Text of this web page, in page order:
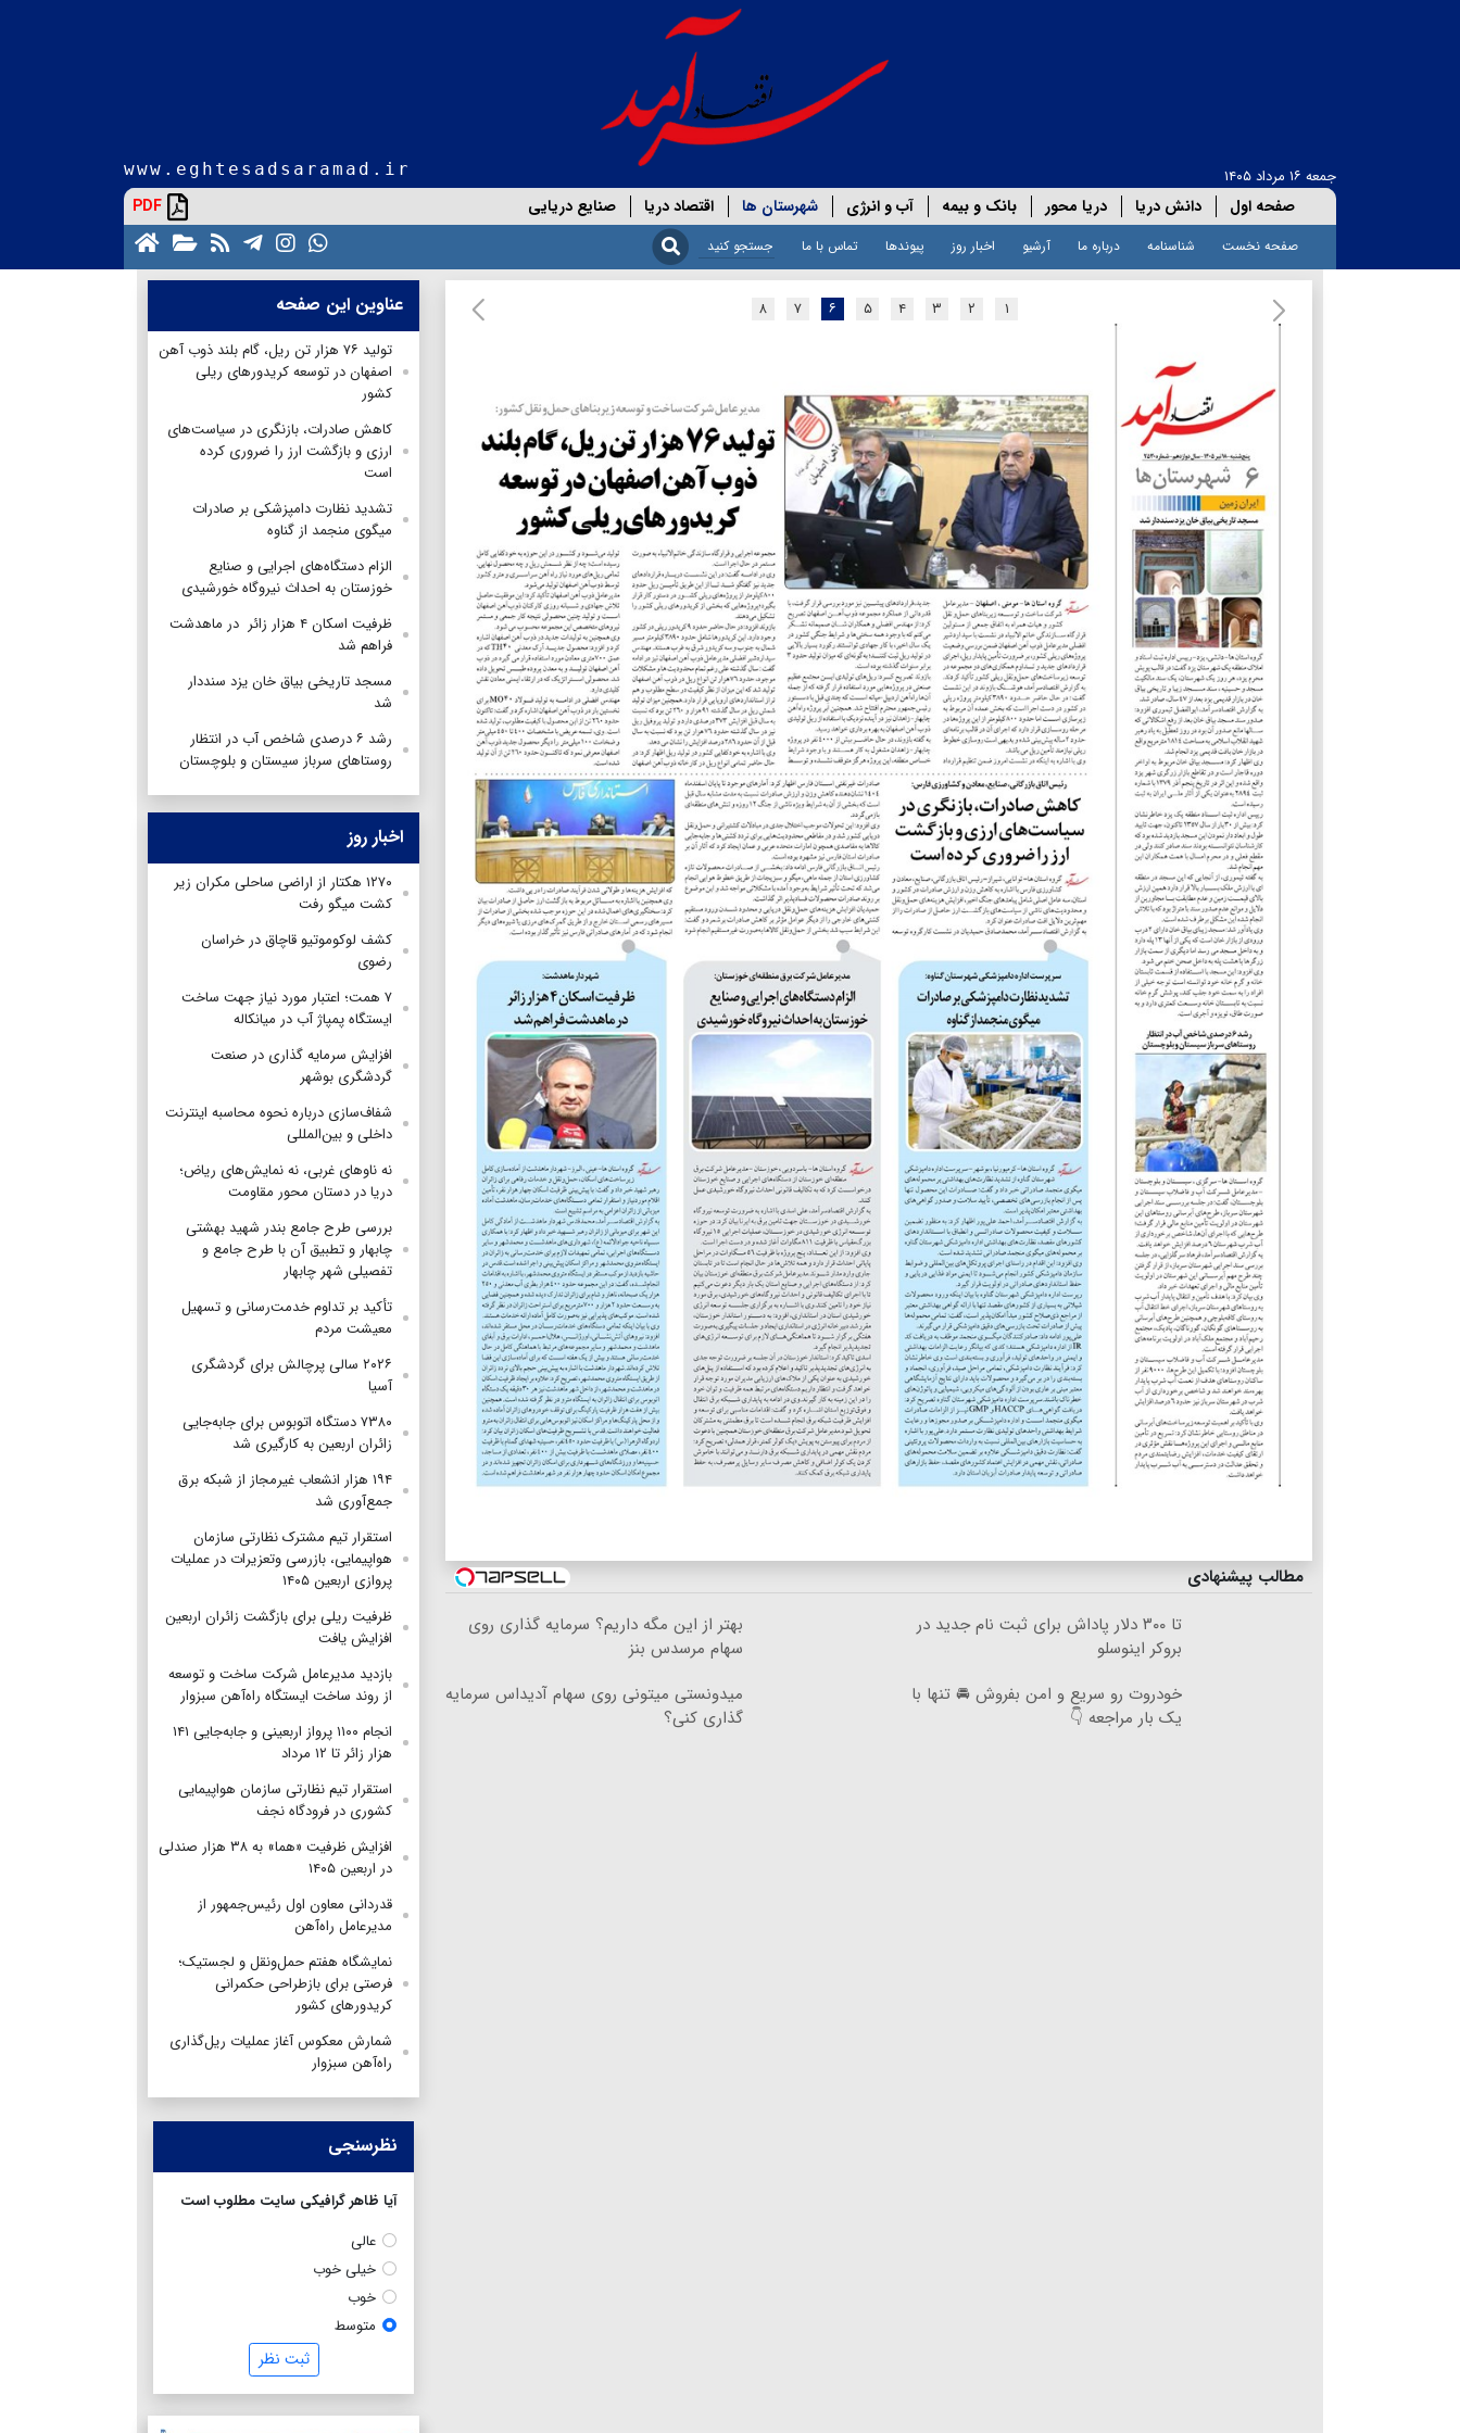
جمعه ۱۶ مرداد ۱۴۰۵ www.eghtesadsaramad.ir
صفحه اول دانش دریا دریا محور بانک و بیمه آب و انرژی شهرستان ها اقتصاد دریا صنایع دریایی PDF
صفحه نخست شناسنامه درباره ما آرشیو اخبار روز پیوندها تماس با ما
۱ ۲ ۳ ۴ ۵ ۶ ۷ ۸
مطالب پیشنهادی
تا ۳۰۰ دلار پاداش برای ثبت نام جدید در
بروکر اینوسلو
بهتر از این مگه داریم؟ سرمایه گذاری روی
سهام مرسدس بنز
خودروت رو سریع و امن بفروش 🚘 تنها با
یک بار مراجعه 👇
میدونستی میتونی روی سهام آدیداس سرمایه
گذاری کنی؟
عناوین این صفحه
تولید ۷۶ هزار تن ریل، گام بلند ذوب آهن
اصفهان در توسعه کریدورهای ریلی
کشور
کاهش صادرات، بازنگری در سیاست‌های
ارزی و بازگشت ارز را ضروری کرده
است
تشدید نظارت دامپزشکی بر صادرات
میگوی منجمد از گناوه
الزام دستگاه‌های اجرایی و صنایع
خوزستان به احداث نیروگاه خورشیدی
ظرفیت اسکان ۴ هزار زائر در ماهدشت
فراهم شد
مسجد تاریخی بیاق خان یزد سنددار
شد
رشد ۶ درصدی شاخص آب در انتظار
روستاهای سرباز سیستان و بلوچستان
اخبار روز
۱۲۷۰ هکتار از اراضی ساحلی مکران زیر
کشت میگو رفت
کشف لوکوموتیو قاچاق در خراسان
رضوی
۷ همت؛ اعتبار مورد نیاز جهت ساخت
ایستگاه پمپاژ آب در میانکاله
افزایش سرمایه گذاری در صنعت
گردشگری بوشهر
شفاف‌سازی درباره نحوه محاسبه اینترنت
داخلی و بین‌المللی
نه ناوهای غربی، نه نمایش‌های ریاض؛
دریا در دستان محور مقاومت
بررسی طرح جامع بندر شهید بهشتی
چابهار و تطبیق آن با طرح جامع و
تفصیلی شهر چابهار
تأکید بر تداوم خدمت‌رسانی و تسهیل
معیشت مردم
۲۰۲۶ سالی پرچالش برای گردشگری
آسیا
۷۳۸۰ دستگاه اتوبوس برای جابه‌جایی
زائران اربعین به‌ کارگیری شد
۱۹۴ هزار انشعاب غیرمجاز از شبکه برق
جمع‌آوری شد
استقرار تیم مشترک نظارتی سازمان
هواپیمایی، بازرسی وتعزیرات در عملیات
پروازی اربعین ۱۴۰۵
ظرفیت ریلی برای بازگشت زائران اربعین
افزایش یافت
بازدید مدیرعامل شرکت ساخت و توسعه
از روند ساخت ایستگاه راه‌آهن سبزوار
انجام ۱۱۰۰ پرواز اربعینی و جابه‌جایی ۱۴۱
هزار زائر تا ۱۲ مرداد
استقرار تیم‌ نظارتی سازمان هواپیمایی
کشوری در فرودگاه نجف
افزایش ظرفیت «هما» به ۳۸ هزار صندلی
در اربعین ۱۴۰۵
قدردانی معاون اول رئیس‌جمهور از
مدیرعامل راه‌آهن
نمایشگاه هفتم حمل‌ونقل و لجستیک؛
فرصتی برای بازطراحی حکمرانی
کریدورهای کشور
شمارش معکوس آغاز عملیات ریل‌گذاری
راه‌آهن سبزوار
نظرسنجی
آیا ظاهر گرافیکی سایت مطلوب است
عالی
خیلی خوب
خوب
متوسط
ثبت نظر